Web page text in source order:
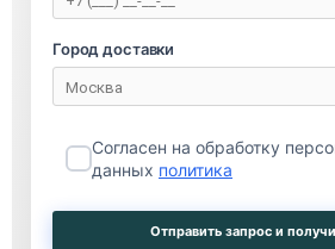
Город доставки
Согласен на обработку
данных политика
Отправить запрос и